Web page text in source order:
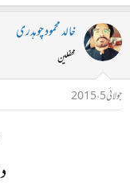
خالد محمود چوہدری
محفلین
جولائی 5، 2015